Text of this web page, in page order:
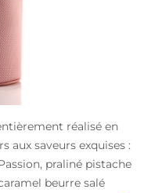
réalisé en
saveurs exquises :
praliné pistache
beurre salé